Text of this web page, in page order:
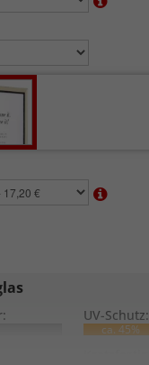
UV-Schutz:
ca. 45%